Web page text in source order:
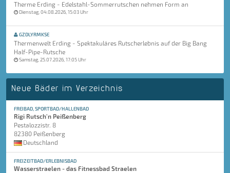
Therme Erding - Edelstahl-Sommerrutschen nehmen Form an
Dienstag, 04.08.2026, 15:03 Uhr
GZDLYRMKSE
Thermenwelt Erding - Spektakuläres Rutscherlebnis auf der Big Bang
Half-Pipe-Rutsche
Samstag, 25.07.2026, 17:05 Uhr
Neue Bäder im Verzeichnis
FREIBAD, SPORTBAD/HALLENBAD
Rigi Rutsch'n Peißenberg
Pestalozzistr. 8
82380 Peißenberg
Deutschland
FREIZEITBAD/ERLEBNISBAD
Wasserstraelen - das Fitnessbad Straelen